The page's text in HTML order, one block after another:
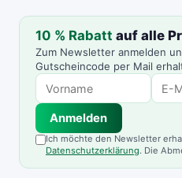
10 % Rabatt auf alle
Zum Newsletter anmelden
Gutscheincode per Mail
Anmelden
Ich möchte den Newsletter
Datenschutzerklärung. Die